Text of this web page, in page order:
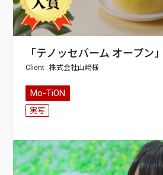
「テノッセバーム オープン
株式会社山﨑
Mo-TiON
実写